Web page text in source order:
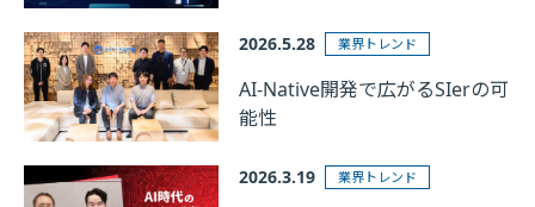
2026.5.28 業界トレンド
AI-Native開発で広がるSIerの可
能性
2026.3.19 業界トレンド